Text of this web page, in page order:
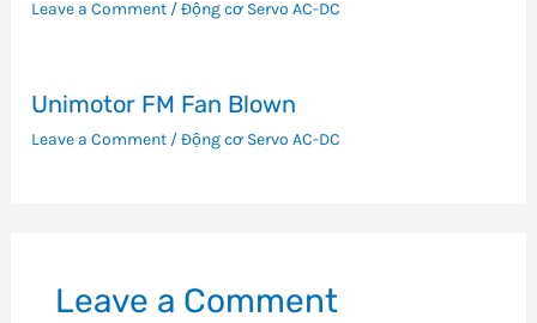
Leave a Comment /Động cơ Servo AC-DC
Unimotor FM Fan Blown
Leave a Comment /Động cơ Servo AC-DC
Leave a Comment